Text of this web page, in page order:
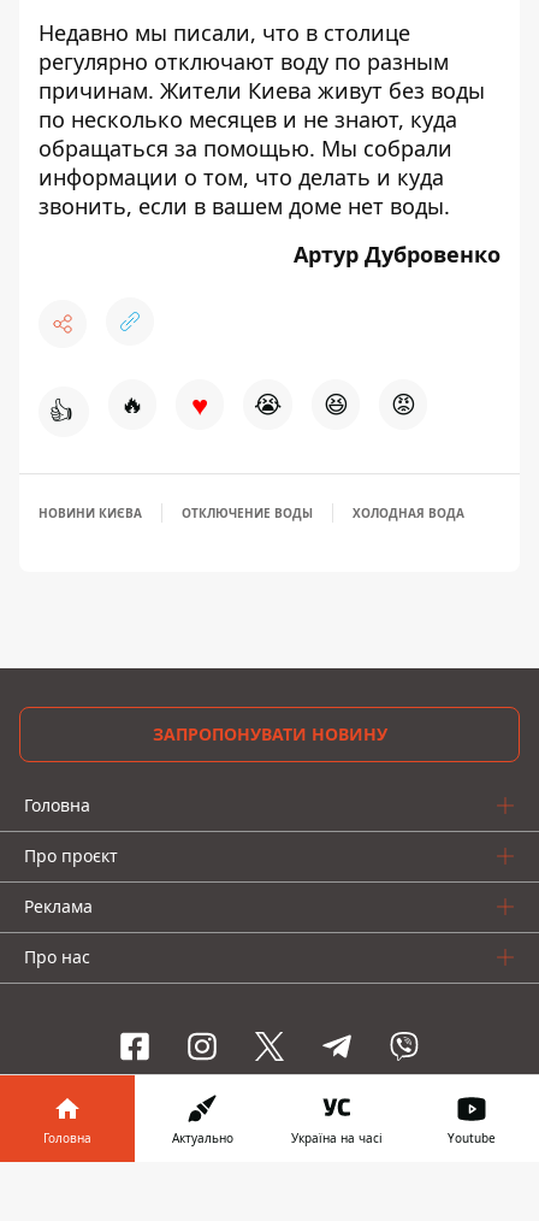
Недавно мы писали, что в столице
регулярно отключают воду по разным
причинам. Жители Киева живут без воды
по несколько месяцев и не знают, куда
обращаться за помощью. Мы собрали
информации о том, что делать и куда
звонить, если в вашем доме нет воды.
Артур Дубровенко
👍 🔥 ♥ 😭 😆 😡
НОВИНИ КИЄВА ОТКЛЮЧЕНИЕ ВОДЫ ХОЛОДНАЯ ВОДА
ЗАПРОПОНУВАТИ НОВИНУ
Головна
Про проєкт
Реклама
Про нас
Інформатор проекти
Головна Актуально Україна на часі Youtube